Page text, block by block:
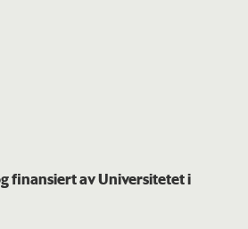
finansiert av Universitetet i